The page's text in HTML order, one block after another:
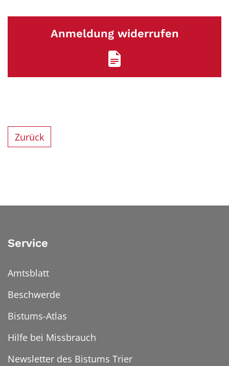
Anmeldung widerrufen
Zurück
Service
Amtsblatt
Beschwerde
Bistums-Atlas
Hilfe bei Missbrauch
Newsletter des Bistums Trier